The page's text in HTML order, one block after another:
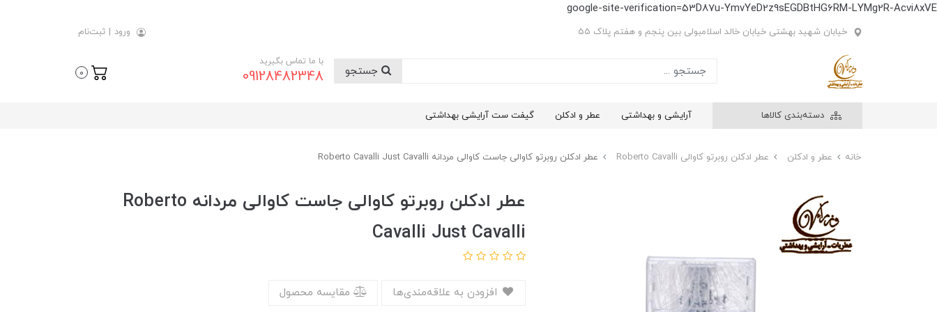
google-site-verification=53D87u-YmvYeD2z9sEGDBtHG6RM-LYMg2R-Acvi8xVE
خیابان شهید بهشتی خیابان خالد اسلامبولی بین پنجم و هفتم پلاک 55 ورود | ثبت‌نام
با ما تماس بگیرید
09128482348
0
دسته‌بندی کالاها آرایشی و بهداشتی عطر و ادکلن گیفت ست آرایشی بهداشتی
خانه عطر و ادکلن عطر ادکلن روبرتو کاوالی Roberto Cavalli عطر ادکلن روبرتو کاوالی جاست کاوالی مردانه Roberto Cavalli Just Cavalli
عطر ادکلن روبرتو کاوالی جاست کاوالی مردانه Roberto
Cavalli Just Cavalli
مقایسه محصول